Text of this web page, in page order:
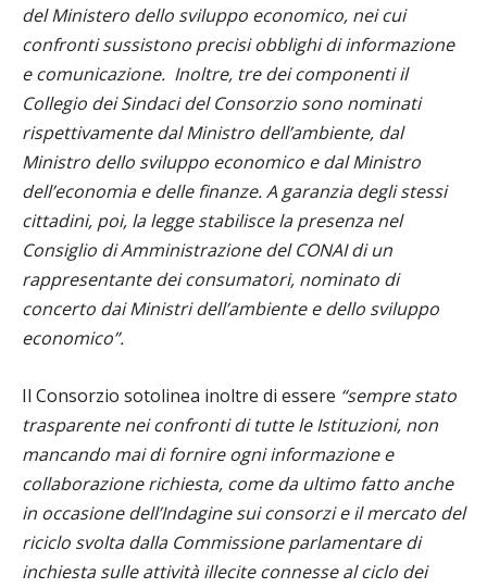
del Ministero dello sviluppo economico, nei cui
confronti sussistono precisi obblighi di informazione
e comunicazione. Inoltre, tre dei componenti il
Collegio dei Sindaci del Consorzio sono nominati
rispettivamente dal Ministro dell’ambiente, dal
Ministro dello sviluppo economico e dal Ministro
dell’economia e delle finanze. A garanzia degli stessi
cittadini, poi, la legge stabilisce la presenza nel
Consiglio di Amministrazione del CONAI di un
rappresentante dei consumatori, nominato di
concerto dai Ministri dell’ambiente e dello sviluppo
economico”.
Il Consorzio sotolinea inoltre di essere “sempre stato
trasparente nei confronti di tutte le Istituzioni, non
mancando mai di fornire ogni informazione e
collaborazione richiesta, come da ultimo fatto anche
in occasione dell’Indagine sui consorzi e il mercato del
riciclo svolta dalla Commissione parlamentare di
inchiesta sulle attività illecite connesse al ciclo dei